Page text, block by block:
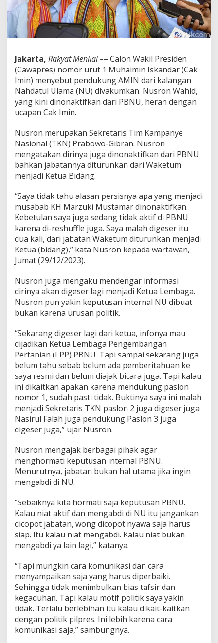
u
n
g
n
y
d
r
i
K
a
a
g
a
n
N
U
D
v
a
k
u
m
k
a
n
u
s
r
o
a
h
i
d
S
a
y
a
M
a
l
h
'
D
i
s
e
r
'
D
u
K
a
l
i
Jakarta, Rakyat Menilai –– Calon Wakil Presiden
(Cawapres) nomor urut 1 Muhaimin Iskandar (Cak
Imin) menyebut pendukung AMIN dari kalangan
Nahdatul Ulama (NU) divakumkan. Nusron Wahid,
yang kini dinonaktifkan dari PBNU, heran dengan
ucapan Cak Imin.
Nusron merupakan Sekretaris Tim Kampanye
Nasional (TKN) Prabowo-Gibran. Nusron
mengatakan dirinya juga dinonaktifkan dari PBNU,
bahkan jabatannya diturunkan dari Waketum
menjadi Ketua Bidang.
“Saya tidak tahu alasan persisnya apa yang menjadi
musabab KH Marzuki Mustamar dinonaktifkan.
Kebetulan saya juga sedang tidak aktif di PBNU
karena di-reshuffle juga. Saya malah digeser itu
dua kali, dari jabatan Waketum diturunkan menjadi
Ketua (bidang),” kata Nusron kepada wartawan,
Jumat (29/12/2023).
Nusron juga mengaku mendengar informasi
dirinya akan digeser lagi menjadi Ketua Lembaga.
Nusron pun yakin keputusan internal NU dibuat
bukan karena urusan politik.
“Sekarang digeser lagi dari ketua, infonya mau
dijadikan Ketua Lembaga Pengembangan
Pertanian (LPP) PBNU. Tapi sampai sekarang juga
belum tahu sebab belum ada pemberitahuan ke
saya resmi dan belum diajak bicara juga. Tapi kalau
ini dikaitkan apakan karena mendukung paslon
nomor 1, sudah pasti tidak. Buktinya saya ini malah
menjadi Sekretaris TKN paslon 2 juga digeser juga.
Nasirul Falah juga pendukung Paslon 3 juga
digeser juga,” ujar Nusron.
Nusron mengajak berbagai pihak agar
menghormati keputusan internal PBNU.
Menurutnya, jabatan bukan hal utama jika ingin
mengabdi di NU.
“Sebaiknya kita hormati saja keputusan PBNU.
Kalau niat aktif dan mengabdi di NU itu jangankan
dicopot jabatan, wong dicopot nyawa saja harus
siap. Itu kalau niat mengabdi. Kalau niat bukan
mengabdi ya lain lagi,” katanya.
“Tapi mungkin cara komunikasi dan cara
menyampaikan saja yang harus diperbaiki.
Sehingga tidak menimbulkan bias tafsir dan
kegaduhan. Tapi kalau motif politik saya yakin
tidak. Terlalu berlebihan itu kalau dikait-kaitkan
dengan politik pilpres. Ini lebih karena cara
komunikasi saja,” sambungnya.